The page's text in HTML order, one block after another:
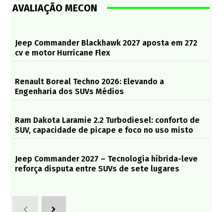
AVALIAÇÃO MECON
Jeep Commander Blackhawk 2027 aposta em 272
cv e motor Hurricane Flex
Renault Boreal Techno 2026: Elevando a
Engenharia dos SUVs Médios
Ram Dakota Laramie 2.2 Turbodiesel: conforto de
SUV, capacidade de picape e foco no uso misto
Jeep Commander 2027 – Tecnologia híbrida-leve
reforça disputa entre SUVs de sete lugares